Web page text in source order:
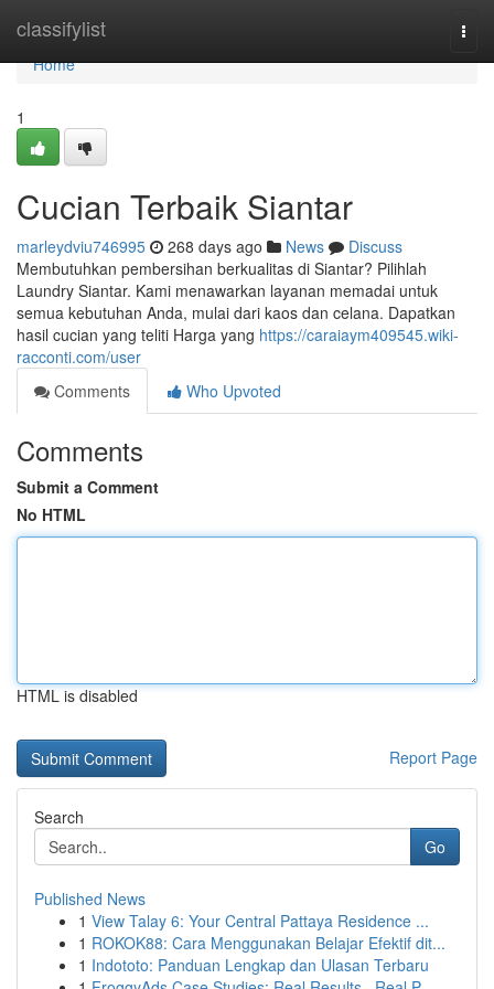
classifylist
Home
Home
1
Cucian Terbaik Siantar
marleydviu746995 268 days ago News
Discuss
Membutuhkan pembersihan berkualitas di Siantar? Pilihlah
Laundry Siantar. Kami menawarkan layanan memadai untuk
semua kebutuhan Anda, mulai dari kaos dan celana. Dapatkan
hasil cucian yang teliti Harga yang https://caraiaym409545.wiki-
racconti.com/user
Comments
Who Upvoted
Comments
Submit a Comment
No HTML
HTML is disabled
Report Page
Search
Go
Published News
1 View Talay 6: Your Central Pattaya Residence ...
1 ROKOK88: Cara Menggunakan Belajar Efektif dit...
1 Indototo: Panduan Lengkap dan Ulasan Terbaru